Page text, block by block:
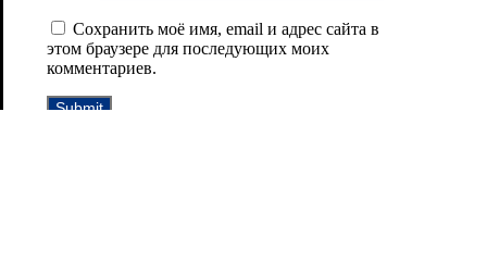
Сохранить моё имя, email и адрес сайта в
этом браузере для последующих моих
комментариев.